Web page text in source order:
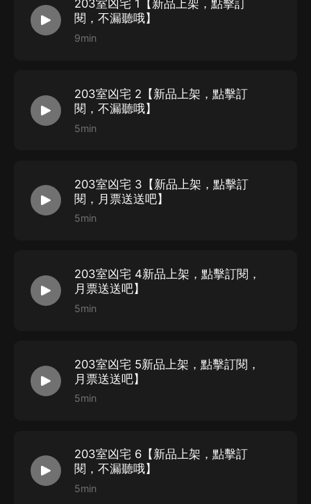
203室凶宅 1【新品上架，點擊訂
閱，不漏聽哦】
9min
203室凶宅 2【新品上架，點擊訂
閱，不漏聽哦】
5min
203室凶宅 3【新品上架，點擊訂
閱，月票送送吧】
5min
203室凶宅 4新品上架，點擊訂閱，
月票送送吧】
5min
203室凶宅 5新品上架，點擊訂閱，
月票送送吧】
5min
203室凶宅 6【新品上架，點擊訂
閱，不漏聽哦】
5min